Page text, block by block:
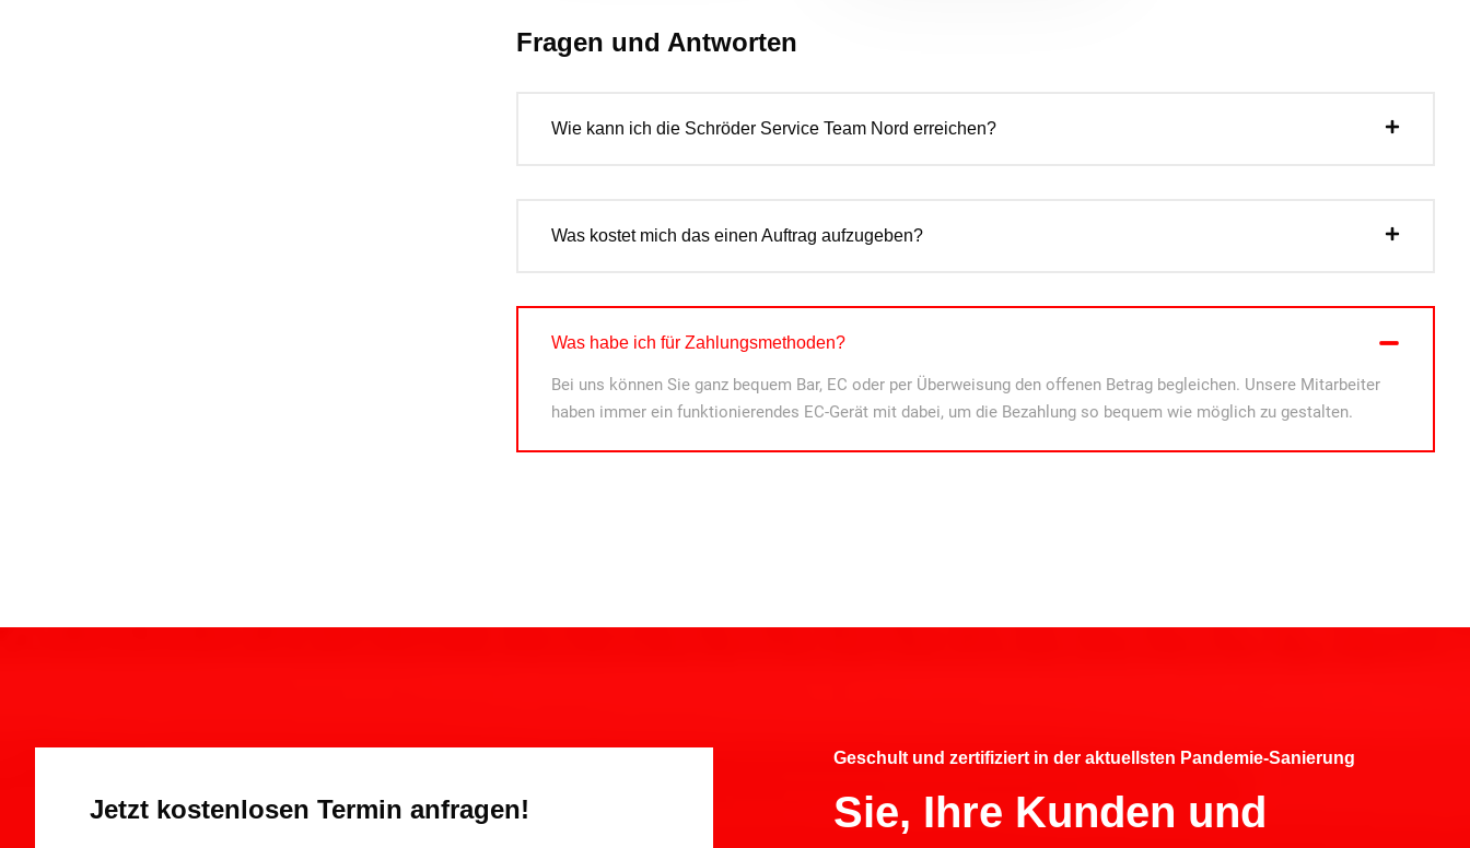
Fragen und Antworten
Wie kann ich die Schröder Service Team Nord erreichen?
Was kostet mich das einen Auftrag aufzugeben?
Was habe ich für Zahlungsmethoden?
Bei uns können Sie ganz bequem Bar, EC oder per Überweisung den offenen Betrag begleichen. Unsere Mitarbeiter
haben immer ein funktionierendes EC-Gerät mit dabei, um die Bezahlung so bequem wie möglich zu gestalten.
Jetzt kostenlosen Termin anfragen!
Geschult und zertifiziert in der aktuellsten Pandemie-Sanierung
Sie, Ihre Kunden und